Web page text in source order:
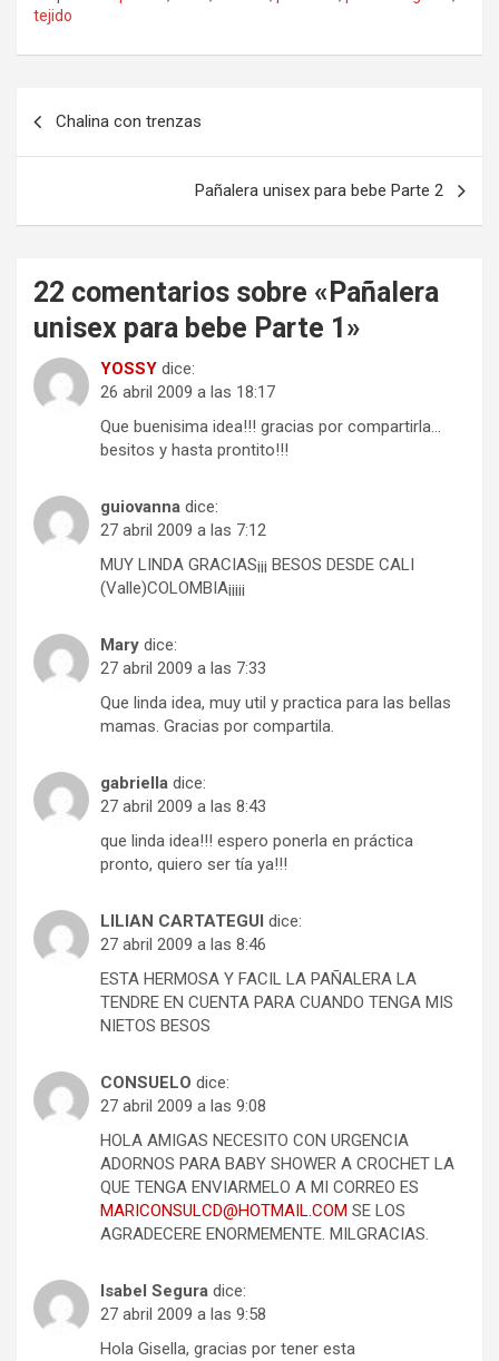
tejido
Chalina con trenzas
Pañalera unisex para bebe Parte 2
22 comentarios sobre « Pañalera
unisex para bebe Parte 1 »
YOSSY dice:
26 abril 2009 a las 18:17
Que buenisima idea!!! gracias por compartirla…
besitos y hasta prontito!!!
guiovanna dice:
27 abril 2009 a las 7:12
MUY LINDA GRACIAS¡¡¡ BESOS DESDE CALI
(Valle)COLOMBIA¡¡¡¡¡
Mary dice:
27 abril 2009 a las 7:33
Que linda idea, muy util y practica para las bellas
mamas. Gracias por compartila.
gabriella dice:
27 abril 2009 a las 8:43
que linda idea!!! espero ponerla en práctica
pronto, quiero ser tía ya!!!
LILIAN CARTATEGUI dice:
27 abril 2009 a las 8:46
ESTA HERMOSA Y FACIL LA PAÑALERA LA
TENDRE EN CUENTA PARA CUANDO TENGA MIS
NIETOS BESOS
CONSUELO dice:
27 abril 2009 a las 9:08
HOLA AMIGAS NECESITO CON URGENCIA
ADORNOS PARA BABY SHOWER A CROCHET LA
QUE TENGA ENVIARMELO A MI CORREO ES
MARICONSULCD@HOTMAIL.COM SE LOS
AGRADECERE ENORMEMENTE. MILGRACIAS.
Isabel Segura dice:
27 abril 2009 a las 9:58
Hola Gisella, gracias por tener esta